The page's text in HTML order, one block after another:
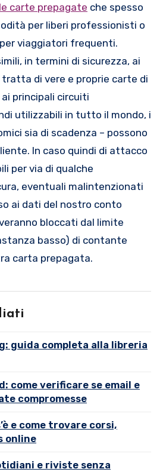
carte prepagate che spesso
per liberi professionisti o
viaggiatori frequenti.
in termini di sicurezza, ai
di vere e proprie carte di
principali circuiti
utilizzabili in tutto il mondo, i
sia di scadenza – possono
In caso quindi di attacco
per via di qualche
eventuali malintenzionati
ai dati del nostro conto
bloccati dal limite
basso) di contante
carta prepagata.
guida completa alla libreria
come verificare se email e
compromesse
e come trovare corsi,
online
e riviste senza